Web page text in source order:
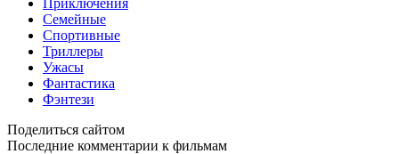
Приключения
Семейные
Спортивные
Триллеры
Ужасы
Фантастика
Фэнтези
Поделиться сайтом
Последние комментарии к фильмам